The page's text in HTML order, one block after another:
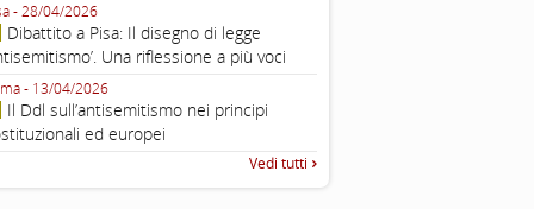
- 28/04/2026
Dibattito a Pisa: Il disegno di legge
Una riflessione a più voci
- 13/04/2026
Il Ddl sull’antisemitismo nei principi
ed europei
2025”
Vedi tutti